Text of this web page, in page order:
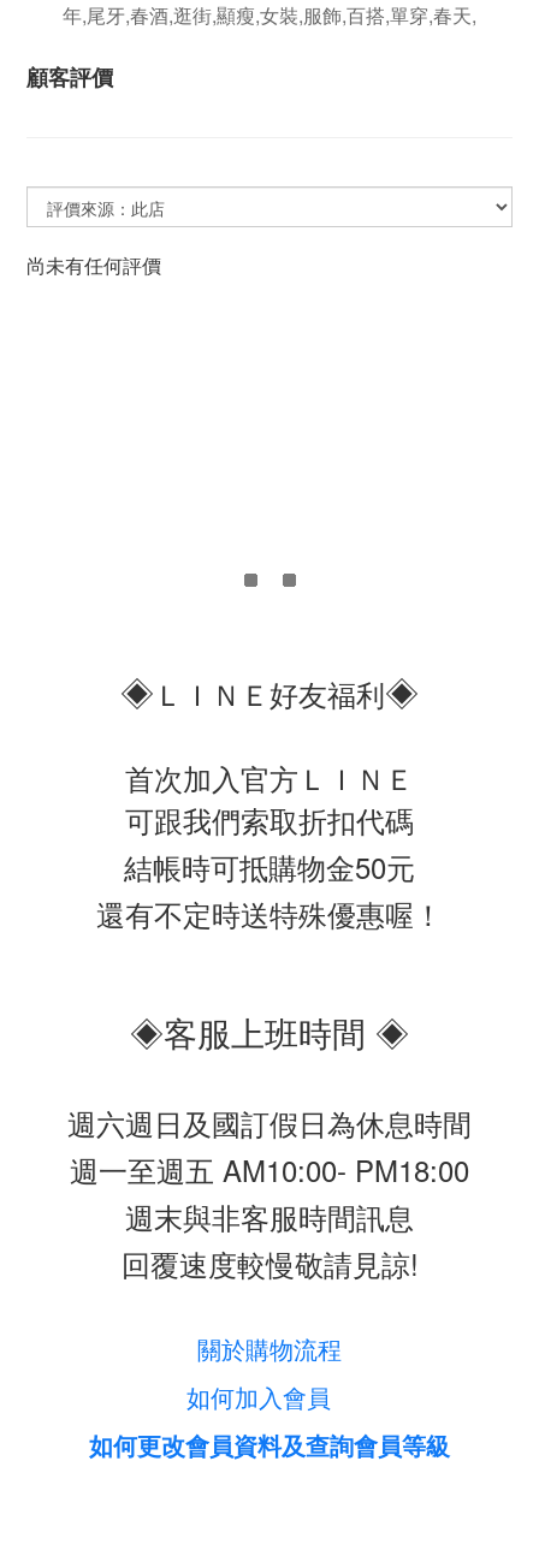
顧客評價
尚未有任何評價
◈ ＬＩＮＥ好友福利◈
首次加入官方ＬＩＮＥ
可跟我們索取折扣代碼
結帳時可抵購物金50元
還有不定時送特殊優惠喔！
◈客服上班時間 ◈
週六週日及國訂假日為休息時間
週一至週五 AM10:00- PM18:00
週末與非客服時間訊息
回覆速度較慢敬請見諒!
關於購物流程
如何加入會員
如何更改會員資料及查詢會員等級